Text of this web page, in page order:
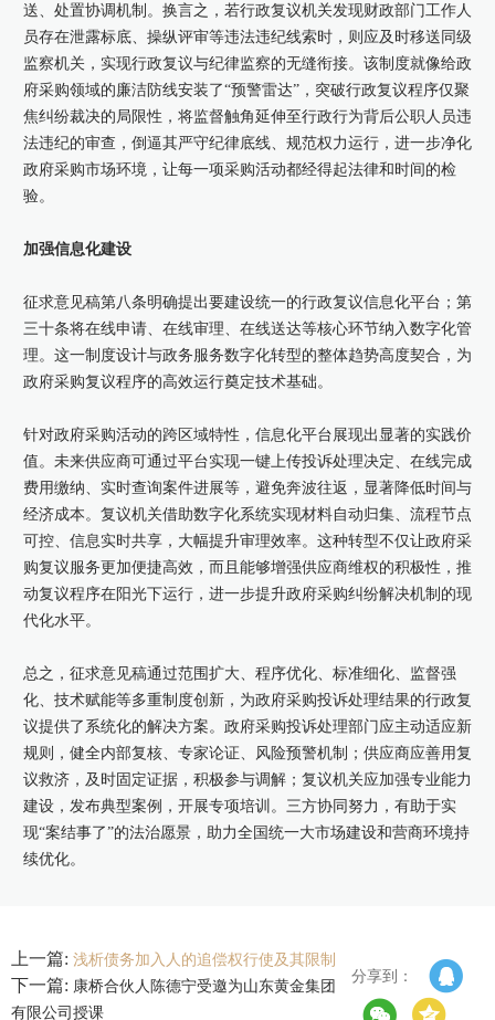
送、处置协调机制。换言之，若行政复议机关发现财政部门工作人
员存在泄露标底、操纵评审等违法违纪线索时，则应及时移送同级
监察机关，实现行政复议与纪律监察的无缝衔接。该制度就像给政
府采购领域的廉洁防线安装了“预警雷达”，突破行政复议程序仅聚
焦纠纷裁决的局限性，将监督触角延伸至行政行为背后公职人员违
法违纪的审查，倒逼其严守纪律底线、规范权力运行，进一步净化
政府采购市场环境，让每一项采购活动都经得起法律和时间的检
验。
加强信息化建设
征求意见稿第八条明确提出要建设统一的行政复议信息化平台；第
三十条将在线申请、在线审理、在线送达等核心环节纳入数字化管
理。这一制度设计与政务服务数字化转型的整体趋势高度契合，为
政府采购复议程序的高效运行奠定技术基础。
针对政府采购活动的跨区域特性，信息化平台展现出显著的实践价
值。未来供应商可通过平台实现一键上传投诉处理决定、在线完成
费用缴纳、实时查询案件进展等，避免奔波往返，显著降低时间与
经济成本。复议机关借助数字化系统实现材料自动归集、流程节点
可控、信息实时共享，大幅提升审理效率。这种转型不仅让政府采
购复议服务更加便捷高效，而且能够增强供应商维权的积极性，推
动复议程序在阳光下运行，进一步提升政府采购纠纷解决机制的现
代化水平。
总之，征求意见稿通过范围扩大、程序优化、标准细化、监督强
化、技术赋能等多重制度创新，为政府采购投诉处理结果的行政复
议提供了系统化的解决方案。政府采购投诉处理部门应主动适应新
规则，健全内部复核、专家论证、风险预警机制；供应商应善用复
议救济，及时固定证据，积极参与调解；复议机关应加强专业能力
建设，发布典型案例，开展专项培训。三方协同努力，有助于实
现“案结事了”的法治愿景，助力全国统一大市场建设和营商环境持
续优化。
上一篇: 浅析债务加入人的追偿权行使及其限制
下一篇: 康桥合伙人陈德宁受邀为山东黄金集团
有限公司授课
分享到：